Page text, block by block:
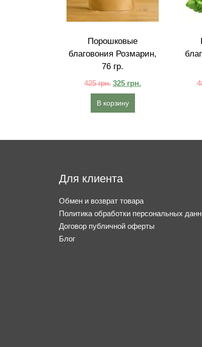
Порошковые
благовония Розмарин,
76 гр.
425грн. 325 грн.
В корзину
Для клиента
Обмен и возврат товара
Политика обработки персональных
Договор публичной оферты
Блог